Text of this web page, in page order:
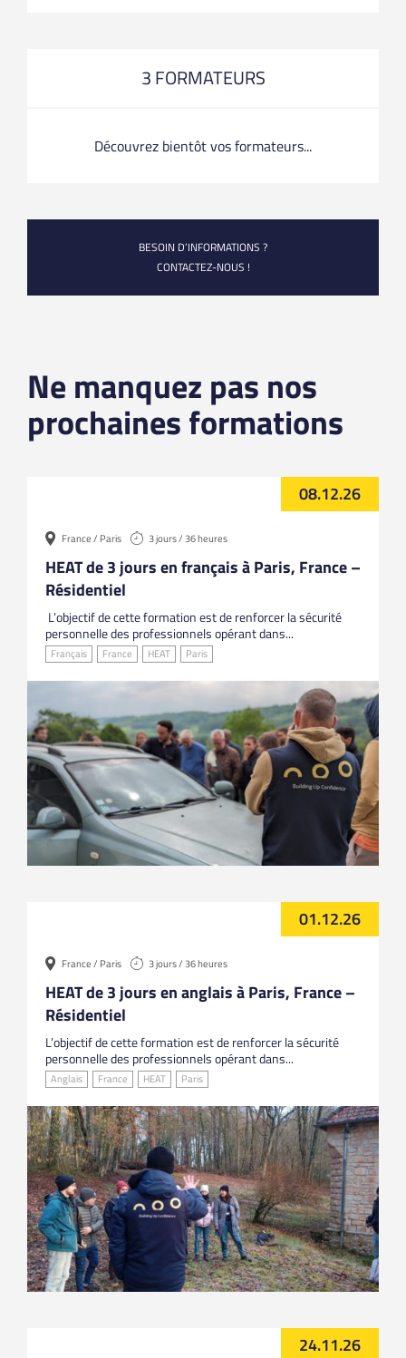
3 FORMATEURS
Découvrez bientôt vos formateurs...
BESOIN D’INFORMATIONS ?
CONTACTEZ-NOUS !
Ne manquez pas nos
prochaines formations
08.12.26
France / Paris 3 jours / 36 heures
HEAT de 3 jours en français à Paris, France –
Résidentiel
L’objectif de cette formation est de renforcer la sécurité
personnelle des professionnels opérant dans...
Français France HEAT Paris
01.12.26
France / Paris 3 jours / 36 heures
HEAT de 3 jours en anglais à Paris, France –
Résidentiel
L’objectif de cette formation est de renforcer la sécurité
personnelle des professionnels opérant dans...
Anglais France HEAT Paris
24.11.26